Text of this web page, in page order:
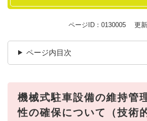
ページID：0130005 更
ページ内目次
機械式駐車設備の維持管
性の確保について（技術